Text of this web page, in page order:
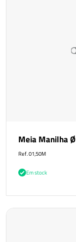
Meia Manilha
Ref. 01,50M
Em stock